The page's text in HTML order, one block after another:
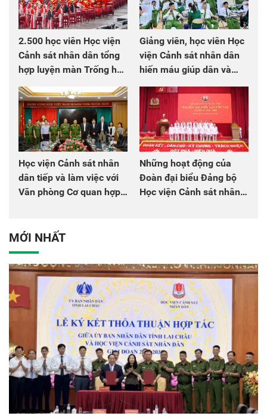
2.500 học viên Học viện
Cảnh sát nhân dân tổng
hợp luyện màn Trống hội
Giảng viên, học viên Học
viện Cảnh sát nhân dân
hiến máu giúp dân và
Học viện Cảnh sát nhân
dân tiếp và làm việc với
Văn phòng Cơ quan hợp
Những hoạt động của
Đoàn đại biểu Đảng bộ
Học viện Cảnh sát nhân
MỚI NHẤT